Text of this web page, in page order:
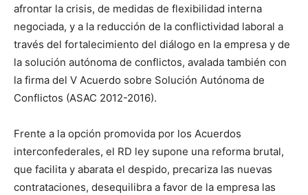
afrontar la crisis, de medidas de flexibilidad interna
negociada, y a la reducción de la conflictividad laboral a
través del fortalecimiento del diálogo en la empresa y de
la solución autónoma de conflictos, avalada también con
la firma del V Acuerdo sobre Solución Autónoma de
Conflictos (ASAC 2012-2016).
Frente a la opción promovida por los Acuerdos
interconfederales, el RD ley supone una reforma brutal,
que facilita y abarata el despido, precariza las nuevas
contrataciones, desequilibra a favor de la empresa las